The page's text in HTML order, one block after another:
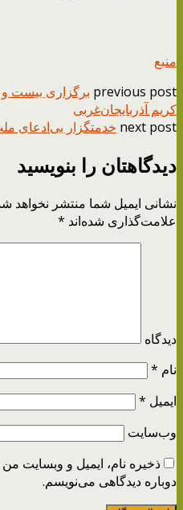
منبع
previous post برگزاری بیست
کریم آذربایجان‌غربی
next post خدمتگزار بی‌ادعای
دیدگاهتان را بنویسید
نشانی ایمیل شما منتشر نخواهد
علامت‌گذاری شده‌اند *
دیدگاه
نام *
ایمیل *
وب‌سایت
ذخیره نام، ایمیل و وبسایت
دوباره دیدگاهی می‌نویسم.